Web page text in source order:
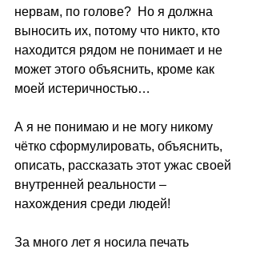
нервам, по голове?  Но я должна
выносить их, потому что никто, кто
находится рядом не понимает и не
может этого объяснить, кроме как
моей истеричностью…
А я не понимаю и не могу никому
чётко сформулировать, объяснить,
описать, рассказать этот ужас своей
внутренней реальности ‒
нахождения среди людей!
За много лет я носила печать